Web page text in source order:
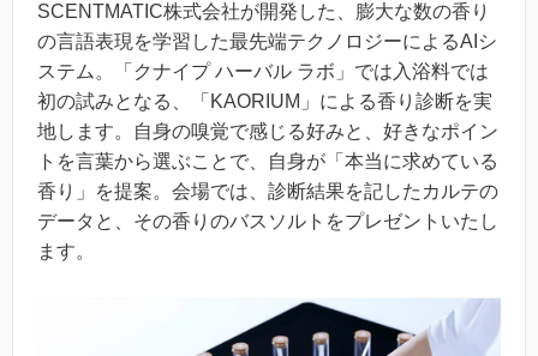
SCENTMATIC株式会社が開発した、膨大な数の香り
の言語表現を学習した最先端テクノロジーによるAIシ
ステム。「クナイプ ハーバル ラボ」では入浴料では
初の試みとなる、「KAORIUM」による香り診断を実
地します。自身の嗅覚で感じる好みと、好きなポイン
トを言葉から選ぶことで、自身が「本当に求めている
香り」を提案。会場では、診断結果を記したカルテの
データと、その香りのバスソルトをプレゼントいたし
ます。